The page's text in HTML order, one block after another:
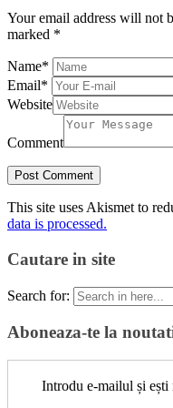
Your email address will not
marked *
Name*
Email*
Website
Comment
This site uses Akismet to
data is processed.
Cautare in site
Search for:
Aboneaza-te la
Introdu e-mailul și